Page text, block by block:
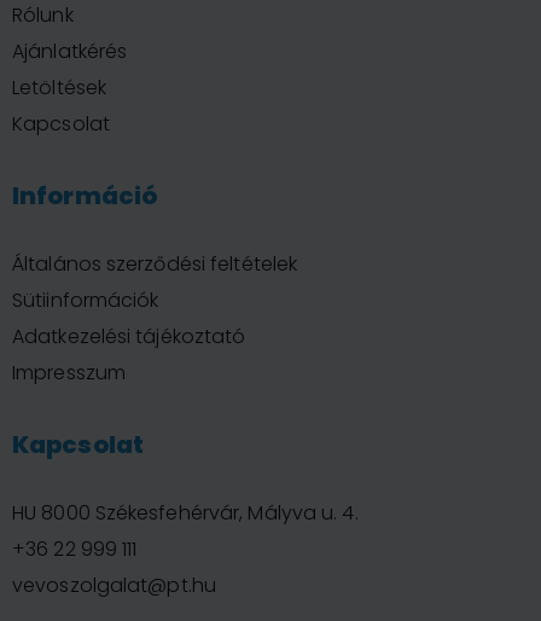
Rólunk
Ajánlatkérés
Letöltések
Kapcsolat
Információ
Általános szerződési feltételek
Sütiinformációk
Adatkezelési tájékoztató
Impresszum
Kapcsolat
HU 8000 Székesfehérvár, Mályva u. 4.
+36 22 999 111
vevoszolgalat@pt.hu